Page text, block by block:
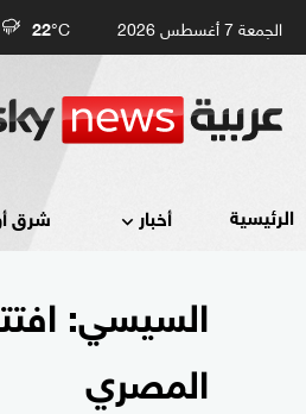
الجمعة 7 أغسطس 2026 22°C
الرئيسية أخبار شرق
السيسي:
المصري